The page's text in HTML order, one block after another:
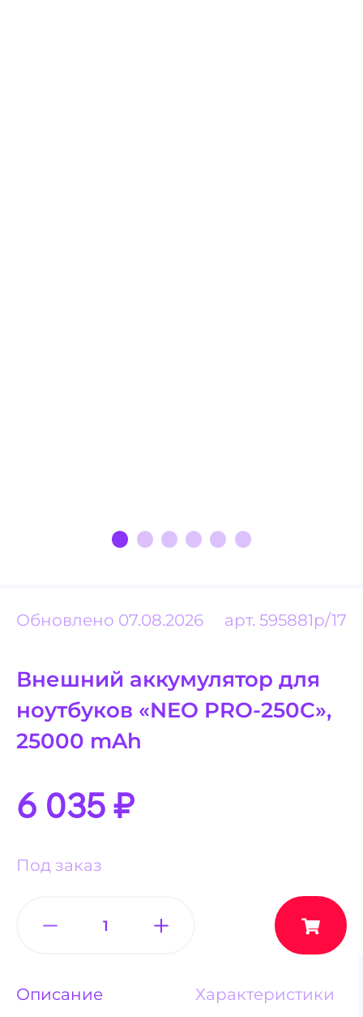
Обновлено 07.08.2026 арт. 595881p/17
Внешний аккумулятор для
ноутбуков «NEO PRO-250C»,
25000 mAh
6 035₽
Под заказ
Описание Характеристики